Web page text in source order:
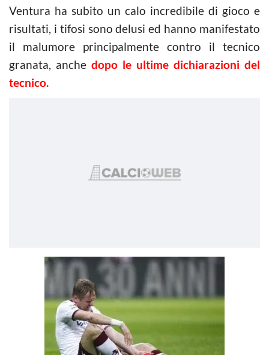
Ventura ha subito un calo incredibile di gioco e
risultati, i tifosi sono delusi ed hanno manifestato
il malumore principalmente contro il tecnico
granata, anche dopo le ultime dichiarazioni del
tecnico.